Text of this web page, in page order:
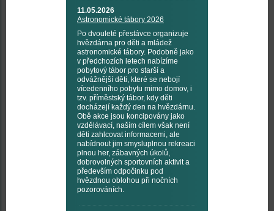
11.05.2026
Astronomické tábory 2026
Po dvouleté přestávce organizuje
hvězdárna pro děti a mládež
astronomické tábory. Podobně jako
v předchozích letech nabízíme
pobytový tábor pro starší a
odvážnější děti, které se nebojí
vícedenního pobytu mimo domov, i
tzv. příměstský tábor, kdy děti
docházejí každý den na hvězdárnu.
Obě akce jsou koncipovány jako
vzdělávací, naším cílem však není
děti zahlcovat informacemi, ale
nabídnout jim smysluplnou rekreaci
plnou her, zábavných úkolů,
dobrovolných sportovních aktivit a
především odpočinku pod
hvězdnou oblohou při nočních
pozorováních.